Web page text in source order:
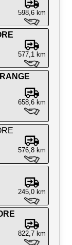
598,6 km
577,1 km
658,6 km
576,8 km
245,0 km
822,7 km